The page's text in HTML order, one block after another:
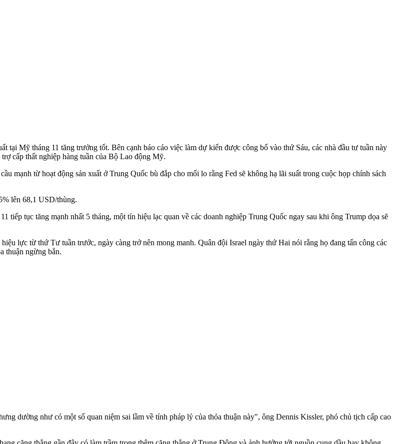
Mỹ tháng 11 tăng trưởng tốt. Bên cạnh báo cáo việc làm dự kiến được công bố vào thứ Sáu, các nhà đầu tư tuần này
cấp thất nghiệp hàng tuần của Bộ Lao động Mỹ.
mạnh từ hoạt động sản xuất ở Trung Quốc bù đắp cho mối lo rằng Fed sẽ không hạ lãi suất trong cuộc họp chính sách
lên 68,1 USD/thùng.
tiếp tục tăng mạnh nhất 5 tháng, một tín hiệu lạc quan về các doanh nghiệp Trung Quốc ngay sau khi ông Trump dọa sẽ
lực từ thứ Tư tuần trước, ngày càng trở nên mong manh. Quân đội Israel ngày thứ Hai nói rằng họ đang tấn công các
thuận ngừng bắn.
dường như có một số quan niệm sai lầm về tính pháp lý của thỏa thuận này", ông Dennis Kissler, phó chủ tịch cấp cao